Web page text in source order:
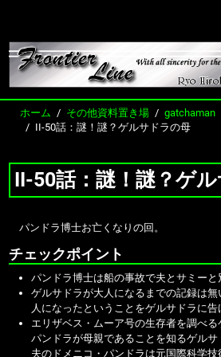
ホーム その他資料置き場
gatchaman
II-50話：謎！謎？ゲルサドラの母
II-50話：謎！謎？ゲ
パンドラ博士お亡くなりの回。
チェックポイント
パンドラ博士は船の事故で夫とサミーと
ゲルサドラが大人になるまでの記録は
人になったということをゲルサドラに告
エリザベス・ムーア号の生存者を調べる
パンドラが母親であることを知るゲルサ
夫のドメニコ・パンドラは元国際科学